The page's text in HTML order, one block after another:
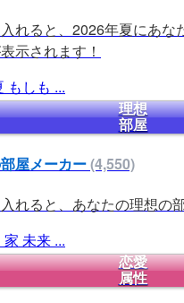
れると、2026年夏にあな
示されます！
もしも ...
理想
部屋
屋メーカー(4,550)
れると、あなたの理想の
家 未来 ...
恋愛
属性